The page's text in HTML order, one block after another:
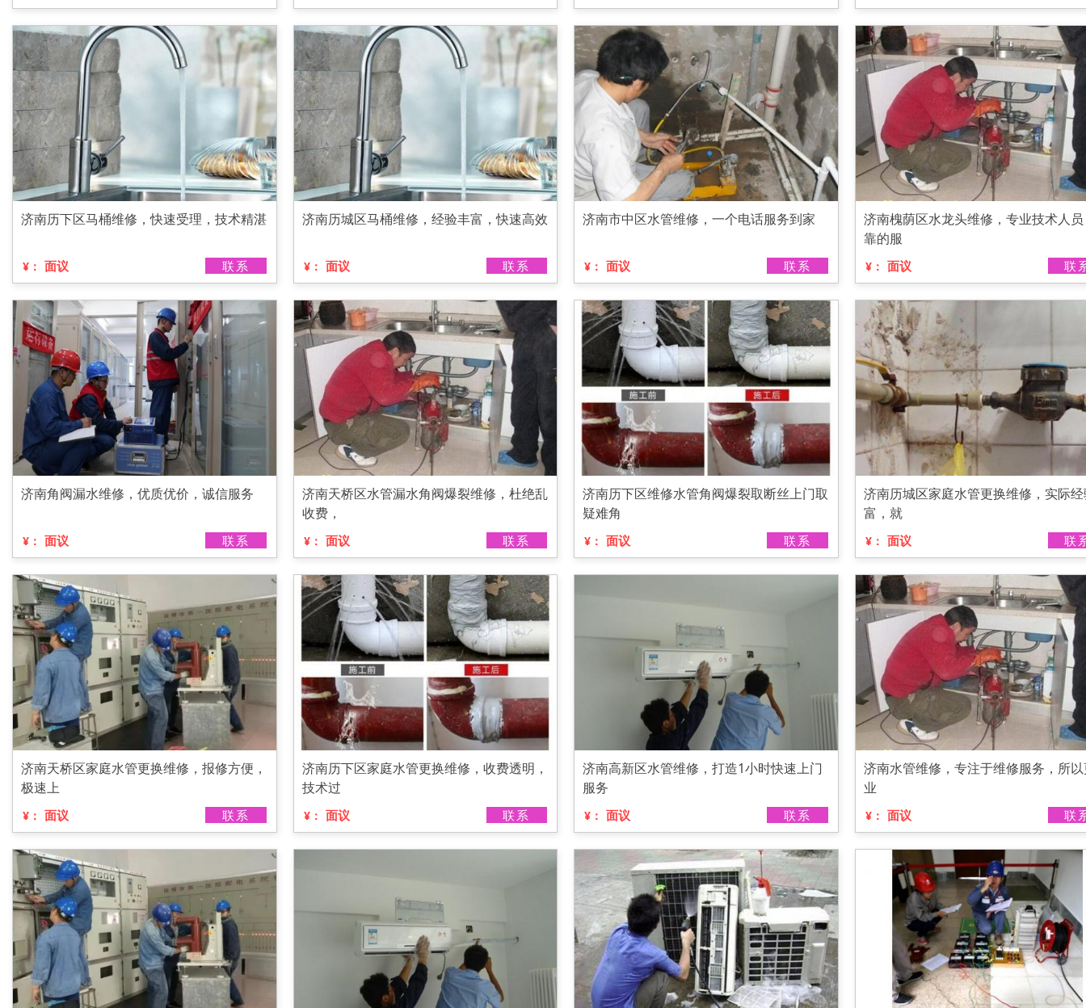
济南历下区马桶维修，快速受理，技术精湛
¥： 面议 联系
济南历城区马桶维修，经验丰富，快速高效
¥： 面议 联系
济南市中区水管维修，一个电话服务到家
¥： 面议 联系
济南槐荫区水龙头维修，专业技术人
靠的服
¥： 面议 联
济南角阀漏水维修，优质优价，诚信服务
¥： 面议 联系
济南天桥区水管漏水角阀爆裂维修，杜绝乱
收费，
¥： 面议 联系
济南历下区维修水管角阀爆裂取断丝上门取
疑难角
¥： 面议 联系
济南历城区家庭水管更换维修，实际
富，就
¥： 面议 联
济南天桥区家庭水管更换维修，报修方便，
极速上
¥： 面议 联系
济南历下区家庭水管更换维修，收费透明，
技术过
¥： 面议 联系
济南高新区水管维修，打造1小时快速上门
服务
¥： 面议 联系
济南水管维修，专注于维修服务，所
业
¥： 面议 联